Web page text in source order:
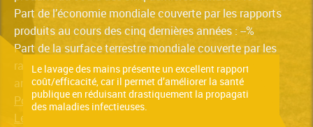
Le lavage des mains présente un excellent rapport
coût/efficacité, car il permet d’améliorer la santé
publique en réduisant drastiquement la propagation
des maladies infectieuses.
Part de l’économie mondiale couverte par les rapports
produits au cours des cinq dernières années : --%
Part de la surface terrestre mondiale couverte par les
rapports produits au cours des cinq dernières
années : 0%
Pour en savoir plus sur l’indicateur, cliquez ici
Le dernier rapport de situation est disponible ici